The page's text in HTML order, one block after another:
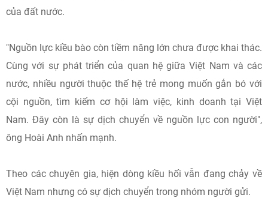
của đất nước.
"Nguồn lực kiều bào còn tiềm năng lớn chưa được khai thác.
Cùng với sự phát triển của quan hệ giữa Việt Nam và các
nước, nhiều người thuộc thế hệ trẻ mong muốn gắn bó với
cội nguồn, tìm kiếm cơ hội làm việc, kinh doanh tại Việt
Nam. Đây còn là sự dịch chuyển về nguồn lực con người",
ông Hoài Anh nhấn mạnh.
Theo các chuyên gia, hiện dòng kiều hối vẫn đang chảy về
Việt Nam nhưng có sự dịch chuyển trong nhóm người gửi.